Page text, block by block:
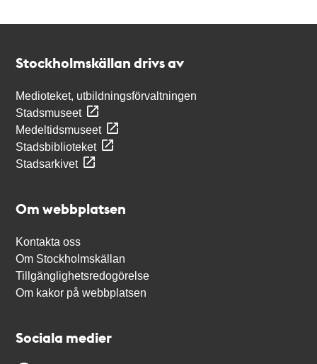
Stockholmskällan drivs av
Medioteket, utbildningsförvaltningen
Stadsmuseet
Medeltidsmuseet
Stadsbiblioteket
Stadsarkivet
Om webbplatsen
Kontakta oss
Om Stockholmskällan
Tillgänglighetsredogörelse
Om kakor på webbplatsen
Sociala medier